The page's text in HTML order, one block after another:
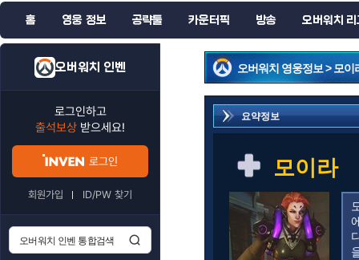
홈 영웅 정보 공략툴 카운터픽 방송 오버워치 리
오버워치 인벤
로그인하고
출석보상 받으세요!
로그인
회원가입 ID/PW 찾기
오버워치 영웅정보 > 모이
요약정보
모이라